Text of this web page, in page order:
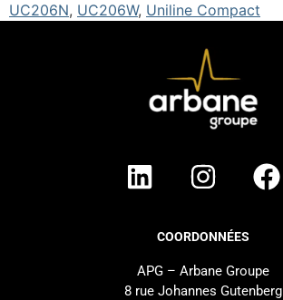
UC206N, UC206W, Uniline Compact
COORDONNÉES
APG – Arbane Groupe
8 rue Johannes Gutenberg